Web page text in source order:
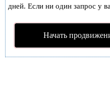
дней. Если ни один запрос у
Начать